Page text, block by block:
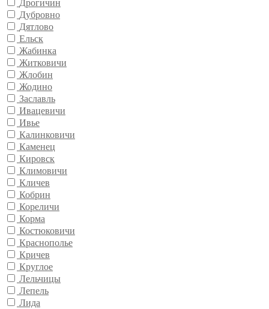
Дрогичин
Дубровно
Дятлово
Ельск
Жабинка
Житковичи
Жлобин
Жодино
Заславль
Ивацевичи
Ивье
Калинковичи
Каменец
Кировск
Климовичи
Кличев
Кобрин
Кореличи
Корма
Костюковичи
Краснополье
Кричев
Круглое
Лельчицы
Лепель
Лида